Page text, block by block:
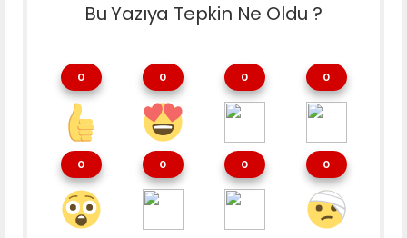
Bu Yazıya Tepkin Ne Oldu ?
0 0 0 0
0 0 0 0